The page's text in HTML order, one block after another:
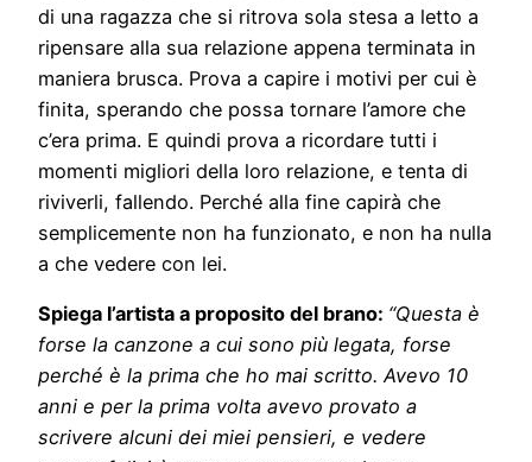
di una ragazza che si ritrova sola stesa a letto a
ripensare alla sua relazione appena terminata in
maniera brusca. Prova a capire i motivi per cui è
finita, sperando che possa tornare l’amore che
c’era prima. E quindi prova a ricordare tutti i
momenti migliori della loro relazione, e tenta di
riviverli, fallendo. Perché alla fine capirà che
semplicemente non ha funzionato, e non ha nulla
a che vedere con lei.
Spiega l’artista a proposito del brano: “Questa è
forse la canzone a cui sono più legata, forse
perché è la prima che ho mai scritto. Avevo 10
anni e per la prima volta avevo provato a
scrivere alcuni dei miei pensieri, e vedere